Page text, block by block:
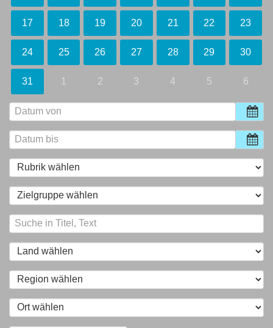
17 18 19 20 21 22 23
24 25 26 27 28 29 30
31 1 2 3 4 5 6